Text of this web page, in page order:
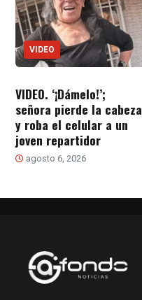
VIDEO
VIDEO. ‘¡Dámelo!’;
señora pierde la cabeza
y roba el celular a un
joven repartidor
agosto 6, 2026